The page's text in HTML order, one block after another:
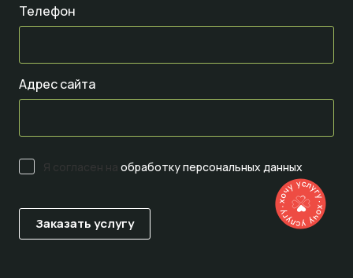
Телефон
Адрес сайта
Я согласен на обработку персональных данных